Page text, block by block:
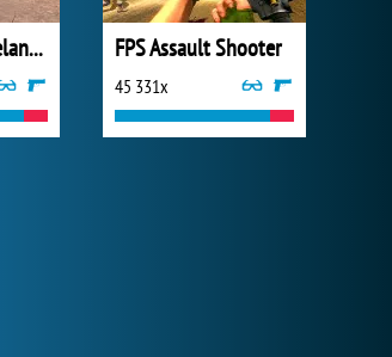
Soldier of Homeland: Sahara FPS Assault Shooter
45 331x